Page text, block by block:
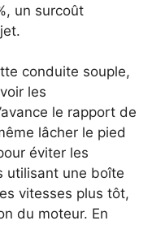
un surcoût
conduite souple,
les
le rapport de
lâcher le pied
éviter les
utilisant une boîte
vitesses plus tôt,
du moteur. En